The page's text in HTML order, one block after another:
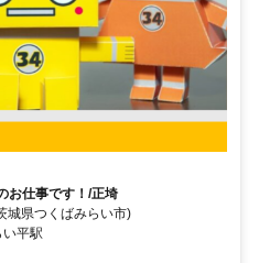
お仕事です！/正埼
城県つくばみらい市)
平駅